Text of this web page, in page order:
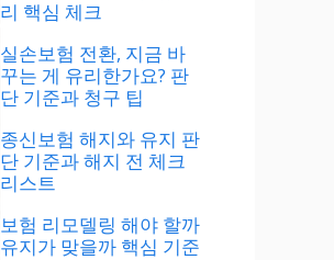
리 핵심 체크
실손보험 전환, 지금 바
꾸는 게 유리한가요? 판
단 기준과 청구 팁
종신보험 해지와 유지 판
단 기준과 해지 전 체크
리스트
보험 리모델링 해야 할까
유지가 맞을까 핵심 기준